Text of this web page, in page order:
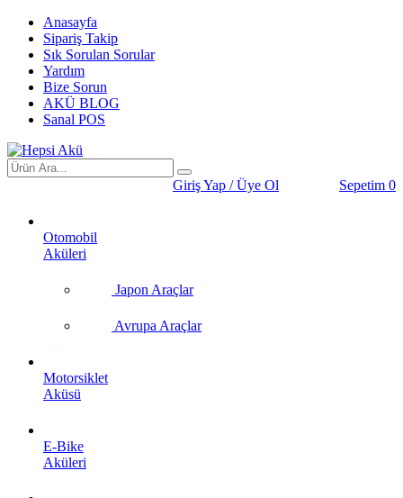
Anasayfa
Sipariş Takip
Sık Sorulan Sorular
Yardım
Bize Sorun
AKÜ BLOG
Sanal POS
Giriş Yap / Üye Ol Sepetim 0
Otomobil
Aküleri
Japon Araçlar
Avrupa Araçlar
Motorsiklet
Aküsü
E-Bike
Aküleri